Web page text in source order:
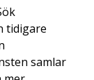
tidigare
samlar